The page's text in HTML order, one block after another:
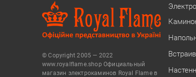
© Copyright 2005 — 2022
www.royalflame.shop Официальный
магазин электрокаминов Royal Flame в